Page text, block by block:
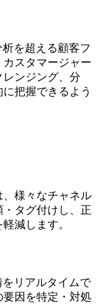
を超える顧客フ
スタマージャー
ンジング、分
把握できるよう
、様々なチャネル
タグ付けし、正
減します。
をリアルタイムで
因を特定・対処